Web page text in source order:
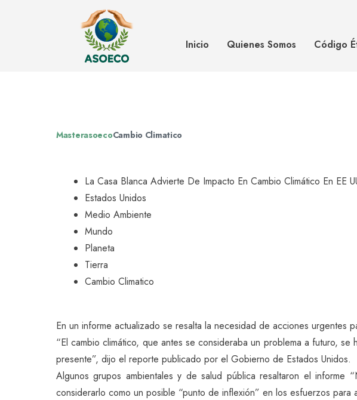
Inicio Quienes Somos Código
La Casa Blanca advierte de impacto en cambio
climático en EE. UU.
MasterasoecoCambio Climatico
La Casa Blanca Advierte De Impacto En Cambio Climático En EE
Estados Unidos
Medio Ambiente
Mundo
Planeta
Tierra
Cambio Climatico
En un informe actualizado se resalta la necesidad de acciones urgentes
“El cambio climático, que antes se consideraba un problema a futuro, se
presente”, dijo el reporte publicado por el Gobierno de Estados Unidos.
Algunos grupos ambientales y de salud pública resaltaron el informe
considerarlo como un posible “punto de inflexión” en los esfuerzos para